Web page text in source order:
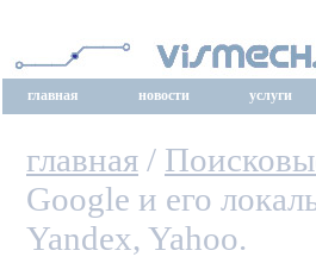
главная новости услуги
главная /
Google и его
Yandex, Yahoo.